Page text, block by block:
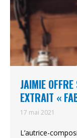
JAIMIE
EXTRAIT «
17 mai 2021
L’autrice-